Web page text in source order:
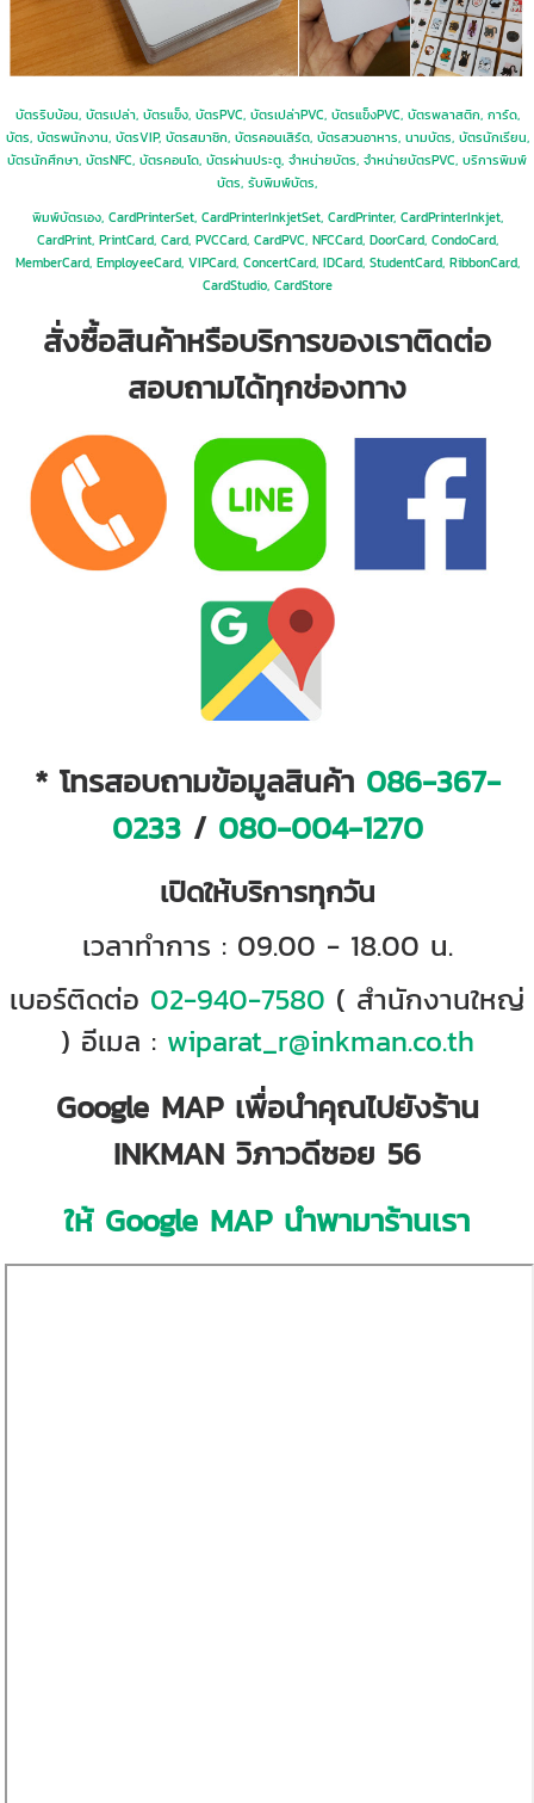
บัตรริบบ้อน, บัตรเปล่า, บัตรแข็ง, บัตรPVC, บัตรเปล่าPVC, บัตรแข็งPVC, บัตรพลาสติก, การ์ด,
บัตร, บัตรพนักงาน, บัตรVIP, บัตรสมาชิก, บัตรคอนเสิร์ต, บัตรสวนอาหาร, นามบัตร, บัตรนักเรียน,
บัตรนักศึกษา, บัตรNFC, บัตรคอนโด, บัตรผ่านประตู, จำหน่ายบัตร, จำหน่ายบัตรPVC, บริการพิมพ์
บัตร, รับพิมพ์บัตร,
พิมพ์บัตรเอง, CardPrinterSet, CardPrinterInkjetSet, CardPrinter, CardPrinterInkjet,
CardPrint, PrintCard, Card, PVCCard, CardPVC, NFCCard, DoorCard, CondoCard,
MemberCard, EmployeeCard, VIPCard, ConcertCard, IDCard, StudentCard, RibbonCard,
CardStudio, CardStore
สั่งซื้อสินค้าหรือบริการของเราติดต่อ
สอบถามได้ทุกช่องทาง
* โทรสอบถามข้อมูลสินค้า 086-367-
0233/ 080-004-1270
เปิดให้บริการทุกวัน
เวลาทำการ : 09.00 - 18.00 น.
เบอร์ติดต่อ 02-940-7580 ( สำนักงานใหญ่
) อีเมล : wiparat_r@inkman.co.th
Google MAP เพื่อนำคุณไปยังร้าน
INKMAN วิภาวดีซอย 56
ให้ Google MAP นำพามาร้านเรา